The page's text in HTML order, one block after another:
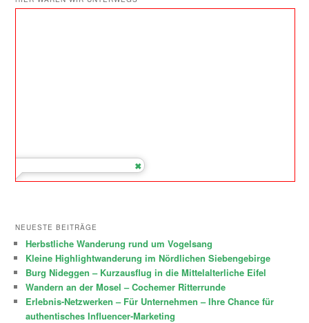
NEUESTE BEITRÄGE
Herbstliche Wanderung rund um Vogelsang
Kleine Highlightwanderung im Nördlichen Siebengebirge
Burg Nideggen – Kurzausflug in die Mittelalterliche Eifel
Wandern an der Mosel – Cochemer Ritterrunde
Erlebnis-Netzwerken – Für Unternehmen – Ihre Chance für
authentisches Influencer-Marketing